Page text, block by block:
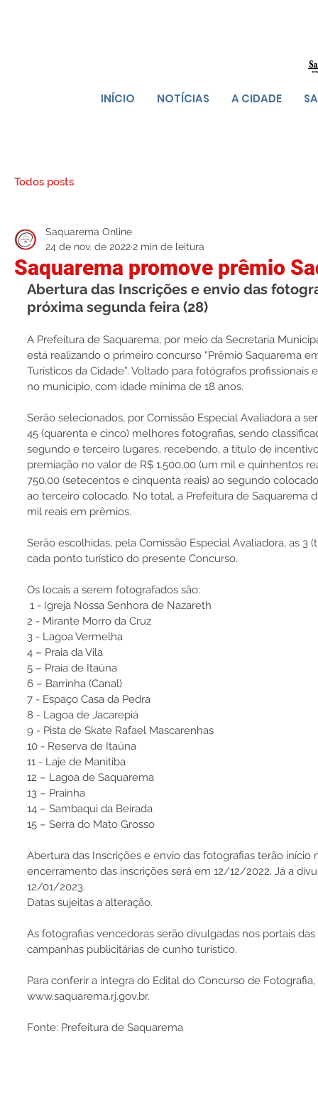
INÍCIO NOTÍCIAS A CIDADE
Todos posts
Saquarema promove prêmio
Saquarema Online
24 de nov. de 2022 2 min de leitura
Abertura das Inscrições e envio das
próxima segunda feira (28)
A Prefeitura de Saquarema, por meio da Secretaria
está realizando o primeiro concurso “Prêmio Saquarema
Turísticos da Cidade”. Voltado para fotógrafos
no município, com idade mínima de 18 anos.
Serão selecionados, por Comissão Especial Avaliadora a
45 (quarenta e cinco) melhores fotografias, sendo
segundo e terceiro lugares, recebendo, a título de
premiação no valor de R$ 1.500,00 (um mil e quinhentos
750,00 (setecentos e cinquenta reais) ao segundo
ao terceiro colocado. No total, a Prefeitura de Saquarema
mil reais em prêmios.
Serão escolhidas, pela Comissão Especial Avaliadora, as
cada ponto turístico do presente Concurso.
Os locais a serem fotografados são:
1 - Igreja Nossa Senhora de Nazareth
2 - Mirante Morro da Cruz
3 - Lagoa Vermelha
4 – Praia da Vila
5 – Praia de Itaúna
6 – Barrinha (Canal)
7 - Espaço Casa da Pedra
8 - Lagoa de Jacarepiá
9 - Pista de Skate Rafael Mascarenhas
10 - Reserva de Itaúna
11 - Laje de Manitiba
12 – Lagoa de Saquarema
13 – Prainha
14 – Sambaqui da Beirada
15 – Serra do Mato Grosso
Abertura das Inscrições e envio das fotografias terão início
encerramento das inscrições será em 12/12/2022. Já a
12/01/2023.
Datas sujeitas a alteração.
As fotografias vencedoras serão divulgadas nos portais
campanhas publicitárias de cunho turístico.
Para conferir a íntegra do Edital do Concurso de
www.saquarema.rj.gov.br.
Fonte: Prefeitura de Saquarema